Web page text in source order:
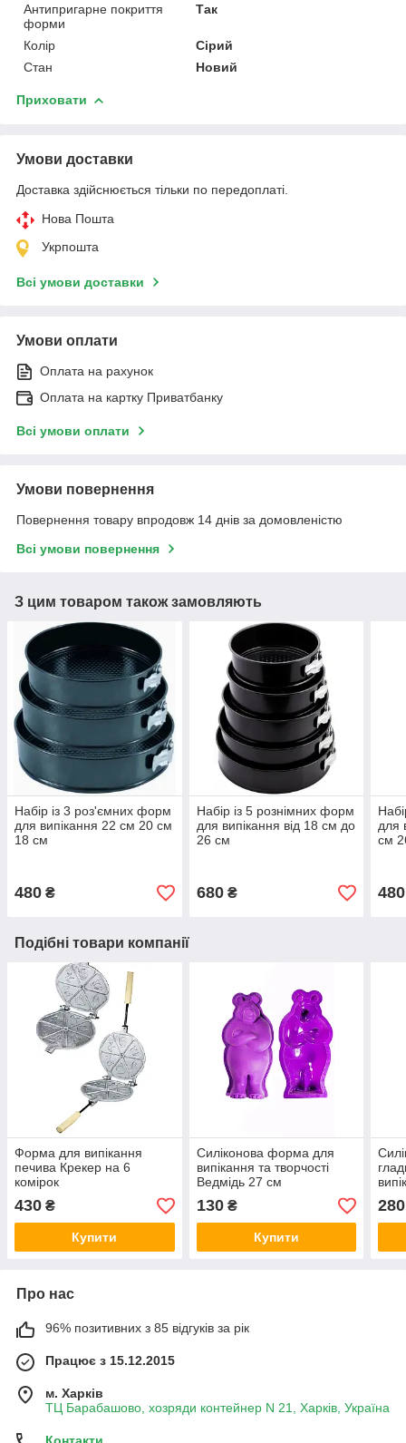
Антипригарне покриття
форми
Так
Колір
Сірий
Стан
Новий
Приховати
Умови доставки
Доставка здійснюється тільки по передоплаті.
Нова Пошта
Укрпошта
Всі умови доставки
Умови оплати
Оплата на рахунок
Оплата на картку Приватбанку
Всі умови оплати
Умови повернення
Повернення товару впродовж 14 днів за домовленістю
Всі умови повернення
З цим товаром також замовляють
Набір із 3 роз'ємних форм
для випікання 22 см 20 см
18 см
480 ₴
Набір із 5 рознімних форм
для випікання від 18 см до
26 см
680₴
для
см
480
Подібні товари компанії
Форма для випікання
печива Крекер на 6
комірок
430 ₴
Купити
Силіконова форма для
випікання та творчості
Ведмідь 27 см
130₴
Купити
280
Про нас
96% позитивних з 85 відгуків за рік
Працює з 15.12.2015
м. Харків
ТЦ Барабашово, хозряди контейнер N 21, Харків, Україна